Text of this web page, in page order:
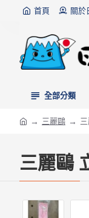
首頁 關於
全部分類
三麗鷗
三麗鷗